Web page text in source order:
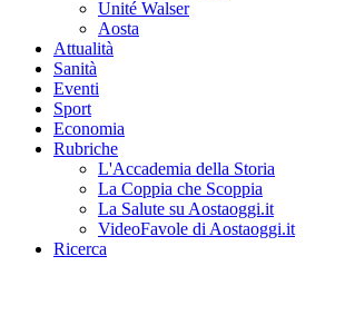
Unité Walser
Aosta
Attualità
Sanità
Eventi
Sport
Economia
Rubriche
L'Accademia della Storia
La Coppia che Scoppia
La Salute su Aostaoggi.it
VideoFavole di Aostaoggi.it
Ricerca